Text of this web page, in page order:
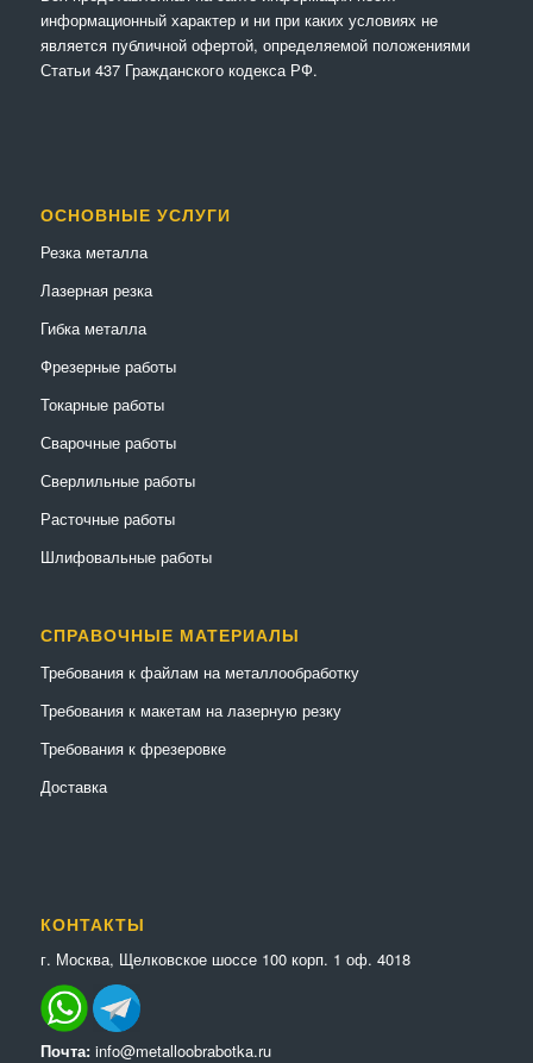
информационный характер и ни при каких условиях не
является публичной офертой, определяемой положениями
Статьи 437 Гражданского кодекса РФ.
ОСНОВНЫЕ УСЛУГИ
Резка металла
Лазерная резка
Гибка металла
Фрезерные работы
Токарные работы
Сварочные работы
Сверлильные работы
Расточные работы
Шлифовальные работы
СПРАВОЧНЫЕ МАТЕРИАЛЫ
Требования к файлам на металлообработку
Требования к макетам на лазерную резку
Требования к фрезеровке
Доставка
КОНТАКТЫ
г. Москва, Щелковское шоссе 100 корп. 1 оф. 4018
Почта: info@metalloobrabotka.ru